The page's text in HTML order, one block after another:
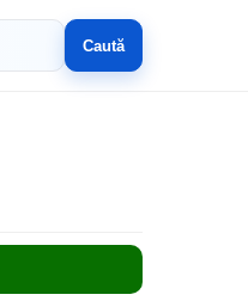
Caută